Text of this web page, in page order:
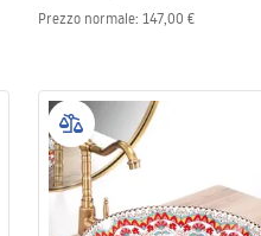
Prezzo normale: 147,00 €